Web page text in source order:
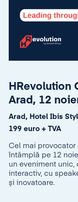
HRevolution
Arad, 12
Arad, Hotel Ibis
199 euro + TVA
Cel mai provocator
întâmplă pe 12
un eveniment unic,
interactiv, cu
și inovatoare.